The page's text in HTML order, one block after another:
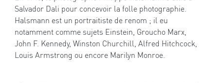
Salvador Dali pour concevoir la folle photographie.
Halsmann est un portraitiste de renom ; il eu
notamment comme sujets Einstein, Groucho Marx,
John F. Kennedy, Winston Churchill, Alfred Hitchcock,
Louis Armstrong ou encore Marilyn Monroe.